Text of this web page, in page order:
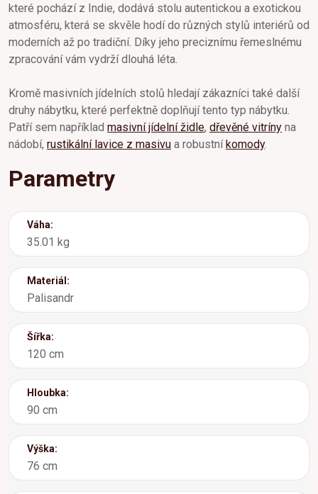
které pochází z Indie, dodává stolu autentickou a exotickou
atmosféru, která se skvěle hodí do různých stylů interiérů od
moderních až po tradiční. Díky jeho preciznímu řemeslnému
zpracování vám vydrží dlouhá léta.
Kromě masivních jídelních stolů hledají zákazníci také další
druhy nábytku, které perfektně doplňují tento typ nábytku.
Patří sem například masivní jídelní židle, dřevěné vitríny na
nádobí, rustikální lavice z masivu a robustníkomody.
Parametry
Váha:
35.01 kg
Materiál:
Palisandr
Šířka:
120 cm
Hloubka:
90 cm
Výška:
76 cm